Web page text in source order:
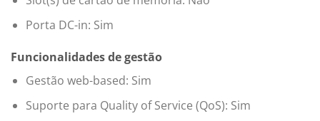
Porta DC-in: Sim
Funcionalidades de gestão
Gestão web-based: Sim
Suporte para Quality of Service (QoS): Sim